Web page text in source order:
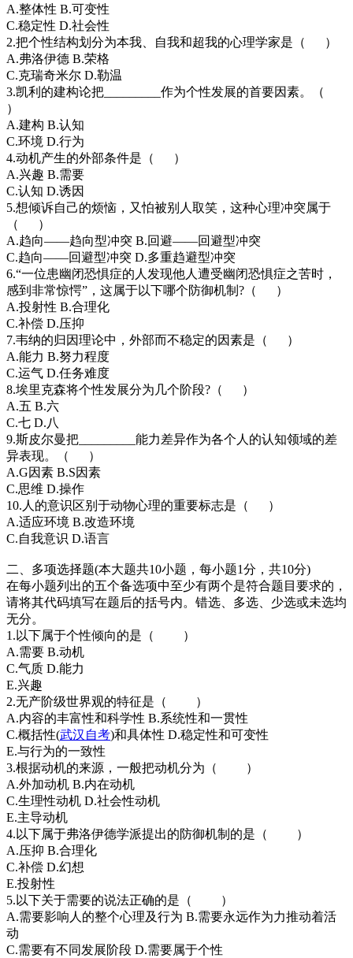
A.整体性 B.可变性
C.稳定性 D.社会性
2.把个性结构划分为本我、自我和超我的心理学家是（ ）
A.弗洛伊德 B.荣格
C.克瑞奇米尔 D.勒温
3.凯利的建构论把_________作为个性发展的首要因素。（
）
A.建构 B.认知
C.环境 D.行为
4.动机产生的外部条件是（ ）
A.兴趣 B.需要
C.认知 D.诱因
5.想倾诉自己的烦恼，又怕被别人取笑，这种心理冲突属于
（ ）
A.趋向——趋向型冲突 B.回避——回避型冲突
C.趋向——回避型冲突 D.多重趋避型冲突
6.“一位患幽闭恐惧症的人发现他人遭受幽闭恐惧症之苦时，
感到非常惊愕”，这属于以下哪个防御机制?（ ）
A.投射性 B.合理化
C.补偿 D.压抑
7.韦纳的归因理论中，外部而不稳定的因素是（ ）
A.能力 B.努力程度
C.运气 D.任务难度
8.埃里克森将个性发展分为几个阶段?（ ）
A.五 B.六
C.七 D.八
9.斯皮尔曼把_________能力差异作为各个人的认知领域的差
异表现。（ ）
A.G因素 B.S因素
C.思维 D.操作
10.人的意识区别于动物心理的重要标志是（ ）
A.适应环境 B.改造环境
C.自我意识 D.语言
二、多项选择题(本大题共10小题，每小题1分，共10分)
在每小题列出的五个备选项中至少有两个是符合题目要求的，
请将其代码填写在题后的括号内。错选、多选、少选或未选均
无分。
1.以下属于个性倾向的是（ ）
A.需要 B.动机
C.气质 D.能力
E.兴趣
2.无产阶级世界观的特征是（ ）
A.内容的丰富性和科学性 B.系统性和一贯性
C.概括性(武汉自考)和具体性 D.稳定性和可变性
E.与行为的一致性
3.根据动机的来源，一般把动机分为（ ）
A.外加动机 B.内在动机
C.生理性动机 D.社会性动机
E.主导动机
4.以下属于弗洛伊德学派提出的防御机制的是（ ）
A.压抑 B.合理化
C.补偿 D.幻想
E.投射性
5.以下关于需要的说法正确的是（ ）
A.需要影响人的整个心理及行为 B.需要永远作为力推动着活
动
C.需要有不同发展阶段 D.需要属于个性